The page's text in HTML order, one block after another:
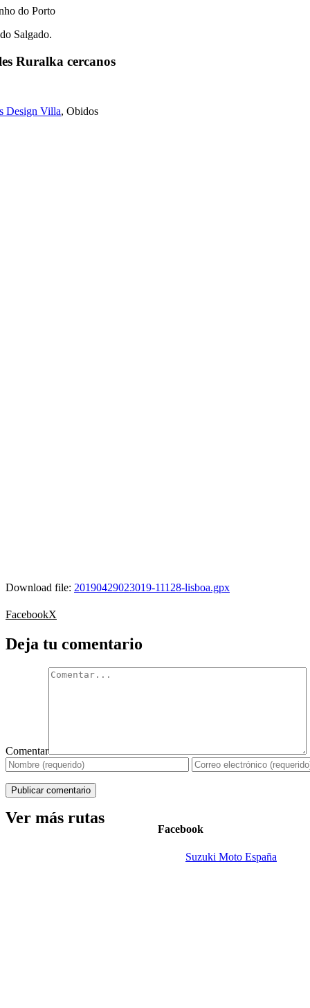
do Porto
Salgado.
Ruralka cercanos
Design Villa,Obidos
Download file: 20190429023019-11128-lisboa.gpx
FacebookX
Deja tu comentario
Comentar
Facebook
Suzuki Moto España
Ver más rutas